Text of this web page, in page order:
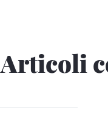
Articoli